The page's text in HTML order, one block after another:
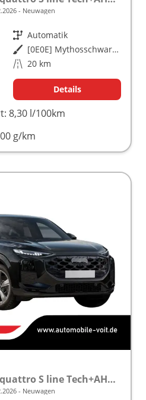
Neuwagen
Getriebe Automatik
Außenfarbe
[0E0E] Mythosschwarz Metallic
Kilometerstand 20 km
Details
8,30 l/100km
g/km
Sportback NEU TFSI quattro S line Tech+AHK+Alu19+LEDplus+KlimaPlus+ExtSchwarz
Neuwagen